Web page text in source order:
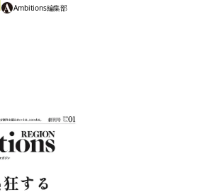
Ambitions編集部